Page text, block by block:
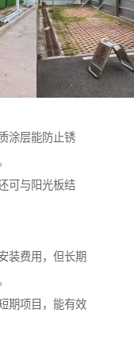
涂层能防止锈
可与阳光板结
装费用，但长期
期项目，能有效